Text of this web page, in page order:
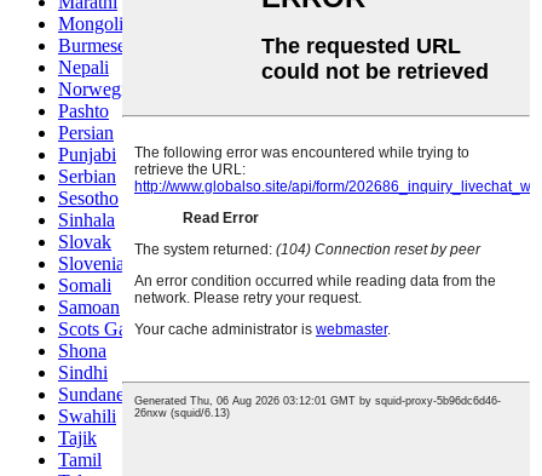
Mongolian
Burmese
Nepali
Norwegian
Pashto
Persian
Punjabi
Serbian
Sesotho
Sinhala
Slovak
Slovenian
Somali
Samoan
Scots Gaelic
Shona
Sindhi
Sundanese
Swahili
Tajik
Tamil